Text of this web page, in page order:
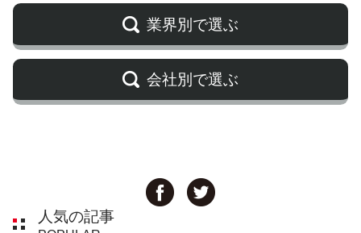
業界別で選ぶ
会社別で選ぶ
人気の記事